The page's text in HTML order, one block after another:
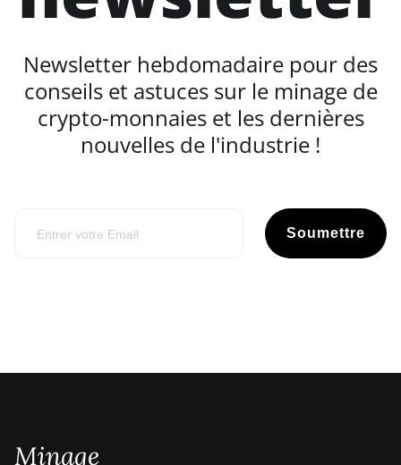
Newsletter hebdomadaire pour des
conseils et astuces sur le minage de
crypto-monnaies et les dernières
nouvelles de l'industrie !
Soumettre
Minage